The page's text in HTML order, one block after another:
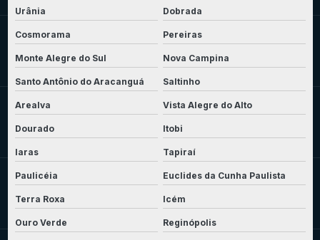
Urânia Dobrada
Cosmorama Pereiras
Monte Alegre do Sul Nova Campina
Santo Antônio do Aracanguá Saltinho
Arealva Vista Alegre do Alto
Dourado Itobi
Iaras Tapiraí
Paulicéia Euclides da Cunha Paulista
Terra Roxa Icém
Ouro Verde Reginópolis